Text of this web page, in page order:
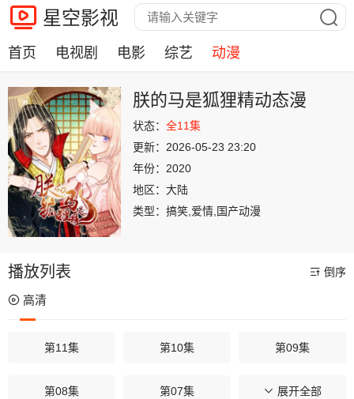
星空影视
首页 电视剧 电影 综艺 动漫
朕的马是狐狸精动态漫
状态： 全11集
更新： 2026-05-23 23:20
年份： 2020
地区： 大陆
类型： 搞笑,爱情,国产动漫
播放列表 倒序
高清
第11集 第10集 第09集
第08集 第07集 第06集
展开全部